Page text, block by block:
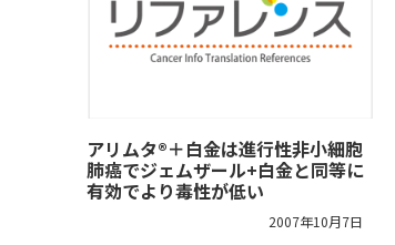
アリムタ®＋白金は進行性非小細胞
肺癌でジェムザール+白金と同等に
有効でより毒性が低い
2007年10月7日